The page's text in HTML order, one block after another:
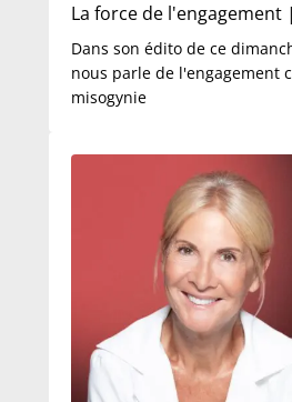
La force de l'engagement
Dans son édito de ce
nous parle de l'engagement
misogynie